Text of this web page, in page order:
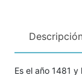
Descripción
Es el año 1481